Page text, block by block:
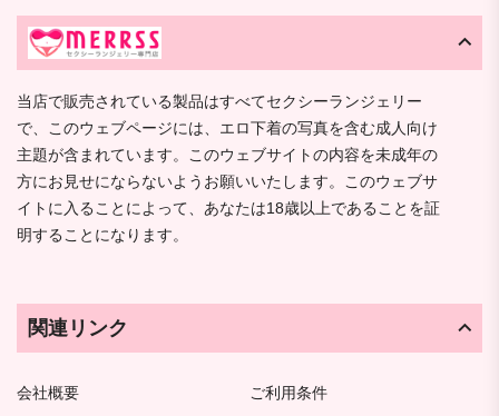
当店で販売されている製品はすべてセクシーランジェリー
で、このウェブページには、エロ下着の写真を含む成人向け
主題が含まれています。このウェブサイトの内容を未成年の
方にお見せにならないようお願いいたします。このウェブサ
イトに入ることによって、あなたは18歳以上であることを証
明することになります。
関連リンク
会社概要
ご利用条件